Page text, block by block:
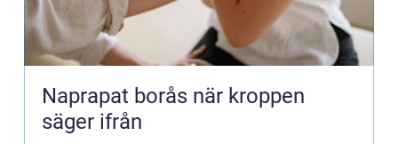
Naprapat borås när kroppen
säger ifrån